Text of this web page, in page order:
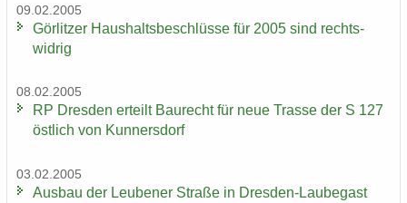
09.02.2005
Gör­lit­zer Haus­halts­be­schlüs­se für 2005 sind rechts­
wid­rig
08.02.2005
RP Dres­den er­teilt Bau­recht für neue Tras­se der S 127
öst­lich von Kun­ners­dorf
03.02.2005
Aus­bau der Leu­be­ner Stra­ße in Dresden-​Laubegast